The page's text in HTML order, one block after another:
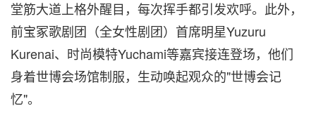
堂筋大道上格外醒目，每次挥手都引发欢呼。此外，
前宝冢歌剧团（全女性剧团）首席明星Yuzuru
Kurenai、时尚模特Yuchami等嘉宾接连登场，他们
身着世博会场馆制服，生动唤起观众的"世博会记
忆"。